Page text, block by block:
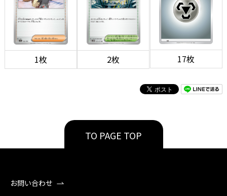
1枚 2枚 17枚
TO PAGE TOP
お問い合わせ